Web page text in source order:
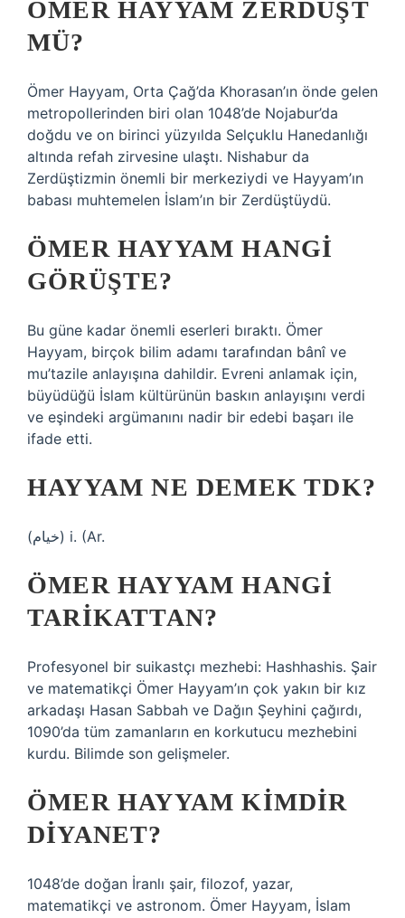
ÖMER HAYYAM ZERDÜŞT
MÜ?
Ömer Hayyam, Orta Çağ’da Khorasan’ın önde gelen
metropollerinden biri olan 1048’de Nojabur’da
doğdu ve on birinci yüzyılda Selçuklu Hanedanlığı
altında refah zirvesine ulaştı. Nishabur da
Zerdüştizmin önemli bir merkeziydi ve Hayyam’ın
babası muhtemelen İslam’ın bir Zerdüştüydü.
ÖMER HAYYAM HANGI
GÖRÜŞTE?
Bu güne kadar önemli eserleri bıraktı. Ömer
Hayyam, birçok bilim adamı tarafından bânî ve
mu’tazile anlayışına dahildir. Evreni anlamak için,
büyüdüğü İslam kültürünün baskın anlayışını verdi
ve eşindeki argümanını nadir bir edebi başarı ile
ifade etti.
HAYYAM NE DEMEK TDK?
(ﺧﻴﺎﻡ) i. (Ar.
ÖMER HAYYAM HANGI
TARIKATTAN?
Profesyonel bir suikastçı mezhebi: Hashhashis. Şair
ve matematikçi Ömer Hayyam’ın çok yakın bir kız
arkadaşı Hasan Sabbah ve Dağın Şeyhini çağırdı,
1090’da tüm zamanların en korkutucu mezhebini
kurdu. Bilimde son gelişmeler.
ÖMER HAYYAM KIMDIR
DIYANET?
1048’de doğan İranlı şair, filozof, yazar,
matematikçi ve astronom. Ömer Hayyam, İslam